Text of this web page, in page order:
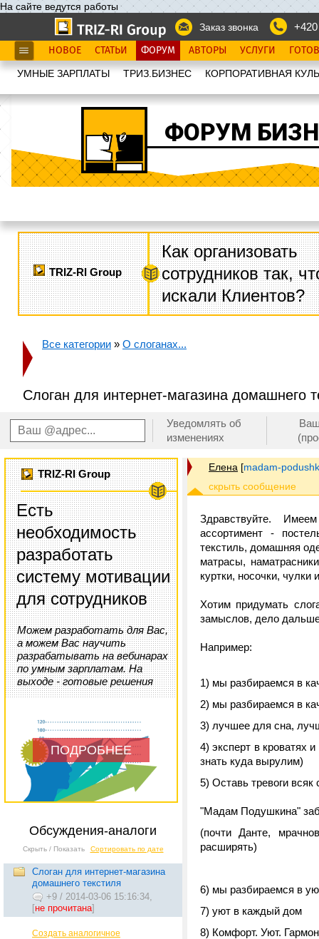
На сайте ведутся работы
Заказ звонка
НОВОЕ СТАТЬИ ФОРУМ АВТОРЫ УСЛУГИ
УМНЫЕ ЗАРПЛАТЫ ТРИЗ.БИЗНЕС КОРПОРАТИВНАЯ
ФОРУМ
TRIZ-RI Group
Как организовать
сотрудников так,
искали Клиентов?
Все категории » О слоганах...
Слоган для интернет-магазина домашнего
Уведомлять об
изменениях
TRIZ-RI Group
Есть
необходимость
разработать
систему мотивации
для сотрудников
Можем разработать для Вас,
а можем Вас научить
разрабатывать на вебинарах
по умным зарплатам. На
выходе - готовые решения
ПОДРОБНЕЕ
Обсуждения-аналоги
Скрыть / Показать Сортировать по дате
Слоган для интернет-магазина
домашнего текстиля
+9 / 2014-03-06 15:16:34,
[не прочитана]
Создать аналогичное
Елена [madam-
Здравствуйте.
ассортимент -
текстиль, домашняя
матрасы,
куртки, носочки,
Хотим придумать
замыслов, дело
Например:
1) мы разбираемся в
2) мы разбираемся в
3) лучшее для сна,
4) эксперт в кроватях
знать куда вырулим)
5) Оставь тревоги
"Мадам Подушкина"
(почти Данте,
расширять)
6) мы разбираемся в
7) уют в каждый дом
8) Комфорт. Уют.